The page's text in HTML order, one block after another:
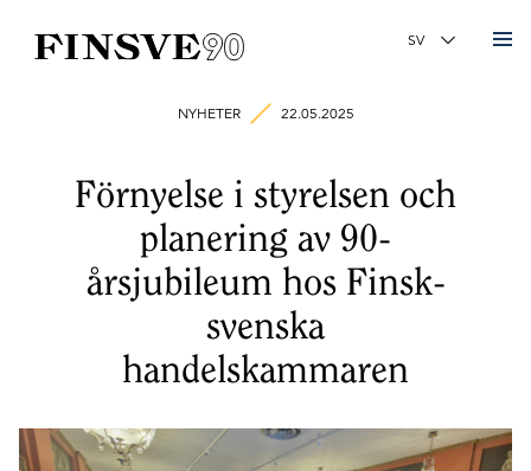
Finsk-svenska handelskammaren Ändra språk
NYHETER 22.05.2025
Förnyelse i styrelsen och
planering av 90-
årsjubileum hos Finsk-
svenska
handelskammaren